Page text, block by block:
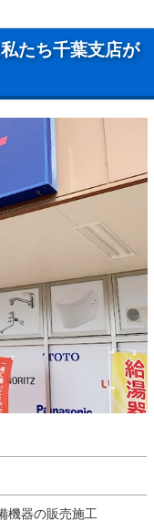
たち千葉支店が
機器の販売施工